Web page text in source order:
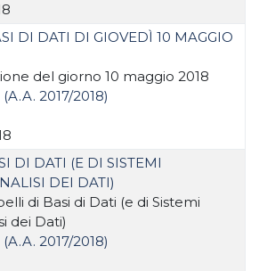
DI DATI DI GIOVEDÌ 10 MAGGIO
del giorno 10 maggio 2018
2017/2018)
DI DATI (E DI SISTEMI
DEI DATI)
di Basi di Dati (e di Sistemi
dei Dati)
2017/2018)